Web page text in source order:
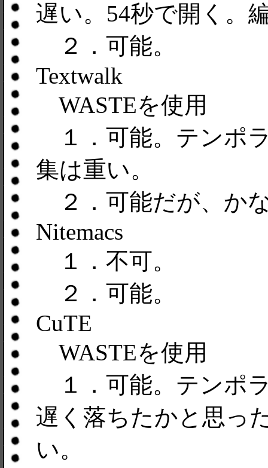
遅い。54秒で開く。
２．可能。
Textwalk
WASTEを使用
１．可能。テンポ
集は重い。
２．可能だが、か
Nitemacs
１．不可。
２．可能。
CuTE
WASTEを使用
１．可能。テンポ
遅く落ちたかと思っ
い。